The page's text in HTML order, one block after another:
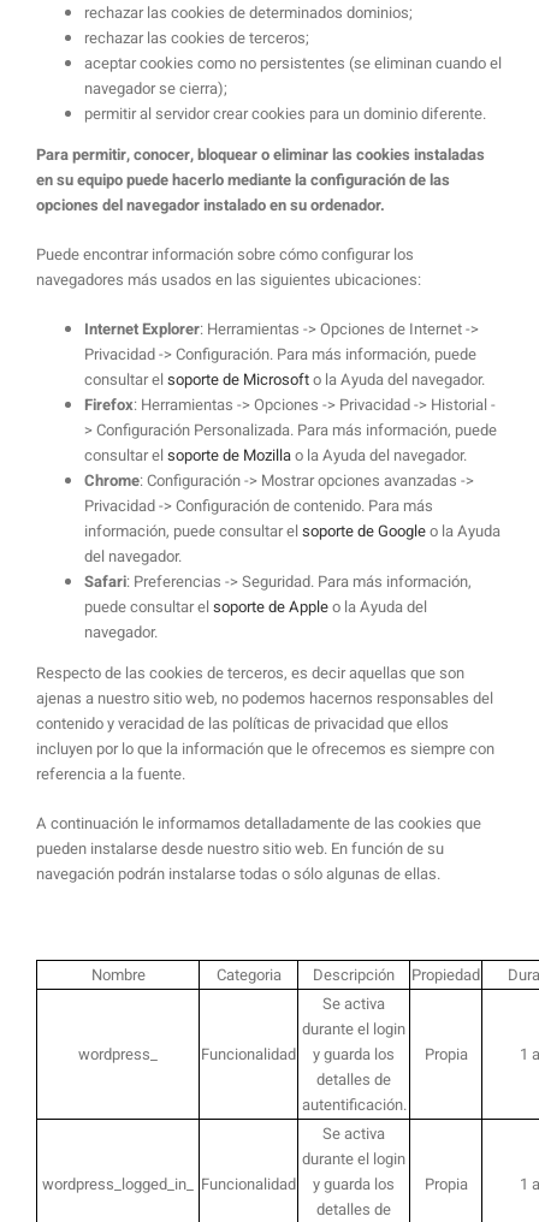
rechazar las cookies de determinados dominios;
rechazar las cookies de terceros;
aceptar cookies como no persistentes (se eliminan cuando el
navegador se cierra);
permitir al servidor crear cookies para un dominio diferente.
Para permitir, conocer, bloquear o eliminar las cookies instaladas
en su equipo puede hacerlo mediante la configuración de las
opciones del navegador instalado en su ordenador.
Puede encontrar información sobre cómo configurar los
navegadores más usados en las siguientes ubicaciones:
Internet Explorer: Herramientas -> Opciones de Internet ->
Privacidad -> Configuración. Para más información, puede
consultar elsoporte de Microsofto la Ayuda del navegador.
Firefox: Herramientas -> Opciones -> Privacidad -> Historial -
> Configuración Personalizada. Para más información, puede
consultar elsoporte de Mozillao la Ayuda del navegador.
Chrome: Configuración -> Mostrar opciones avanzadas ->
Privacidad -> Configuración de contenido. Para más
información, puede consultar elsoporte de Googleo la Ayuda
del navegador.
Safari: Preferencias -> Seguridad. Para más información,
puede consultar elsoporte de Appleo la Ayuda del
navegador.
Respecto de las cookies de terceros, es decir aquellas que son
ajenas a nuestro sitio web, no podemos hacernos responsables del
contenido y veracidad de las políticas de privacidad que ellos
incluyen por lo que la información que le ofrecemos es siempre con
referencia a la fuente.
A continuación le informamos detalladamente de las cookies que
pueden instalarse desde nuestro sitio web. En función de su
navegación podrán instalarse todas o sólo algunas de ellas.
Nombre Categoria Descripción Propiedad
wordpress_ Funcionalidad
Se activa
durante el login
y guarda los
detalles de
autentificación.
Propia 1
wordpress_logged_in_ Funcionalidad
Se activa
durante el login
y guarda los
detalles de
Propia 1